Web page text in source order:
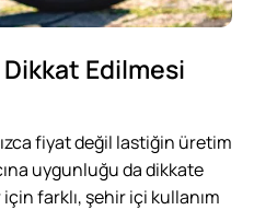
Dikkat Edilmesi
fiyat değil lastiğin üretim
uygunluğu da dikkate
farklı, şehir içi kullanım